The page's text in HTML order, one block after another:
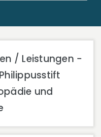
/ Leistungen -
und